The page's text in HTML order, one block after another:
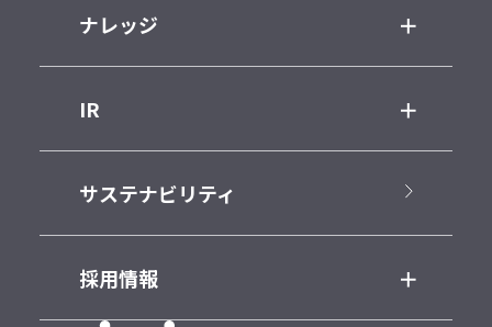
ナレッジ
IR
サステナビリティ
採用情報